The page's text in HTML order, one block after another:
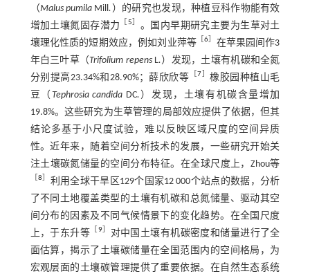
（Malus pumila Mill. ）的研究也发现，种植豆科作物能有效
增加土壤氮固存潜力
［5］ 。国内早期研究主要为生草对土
壤理化性质的短期效应，例如刘业萍等 ［6］ 在苹果园间作3
年白三叶草（Trifolium repensL.）发现，土壤有机碳和全氮
分别提高23.34%和28.90%；薛欣欣等 ［7］橡胶园种植山毛
豆（ Tephrosia candida DC. ）发现，土壤有机碳含量增加
19.8%。这些研究为生草管理的局部效应提供了依据，但其
结论多基于小尺度试验，难以反映区域尺度的空间异质
性。近年来，随着空间分析技术的发展，一些研究开始关
注土壤碳氮储量的空间分布特征。在全球尺度上，Zhou等
［8］ 利用全球干旱区129个国家12 000个站点的数据，分析
了不同土地覆盖类型的土壤有机碳和总氮储量、驱动其空
间分布的因素及不同气候情景下的变化趋势。在全国尺度
上，于东升等 ［9］
对中国土壤有机碳密度和储量进行了全
面估算，揭示了土壤碳储量在全国范围内的空间格局，为
宏观层面的土壤碳管理提供了重要依据。在自然生态系统